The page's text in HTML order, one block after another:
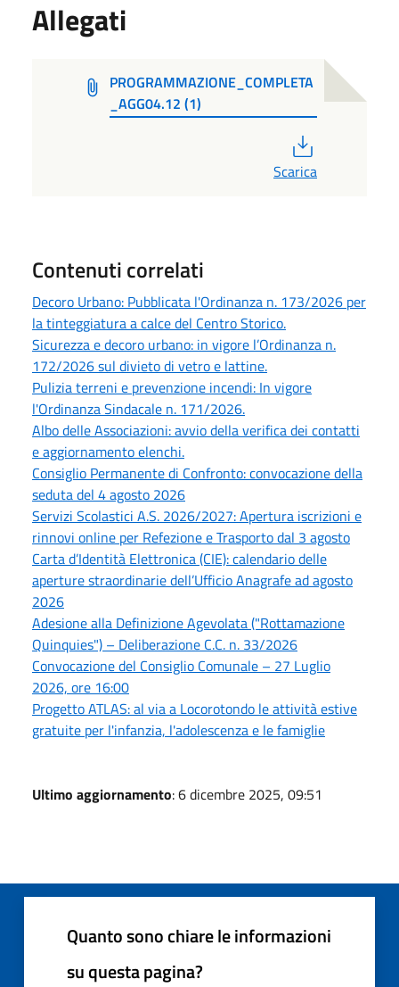
Allegati
PROGRAMMAZIONE_COMPLETA
_AGG04.12 (1)
Scarica
Contenuti correlati
Decoro Urbano: Pubblicata l'Ordinanza n. 173/2026 per
la tinteggiatura a calce del Centro Storico.
Sicurezza e decoro urbano: in vigore l’Ordinanza n.
172/2026 sul divieto di vetro e lattine.
Pulizia terreni e prevenzione incendi: In vigore
l'Ordinanza Sindacale n. 171/2026.
Albo delle Associazioni: avvio della verifica dei contatti
e aggiornamento elenchi.
Consiglio Permanente di Confronto: convocazione della
seduta del 4 agosto 2026
Servizi Scolastici A.S. 2026/2027: Apertura iscrizioni e
rinnovi online per Refezione e Trasporto dal 3 agosto
Carta d’Identità Elettronica (CIE): calendario delle
aperture straordinarie dell’Ufficio Anagrafe ad agosto
2026
Adesione alla Definizione Agevolata ("Rottamazione
Quinquies") – Deliberazione C.C. n. 33/2026
Convocazione del Consiglio Comunale – 27 Luglio
2026, ore 16:00
Progetto ATLAS: al via a Locorotondo le attività estive
gratuite per l'infanzia, l'adolescenza e le famiglie
Ultimo aggiornamento: 6 dicembre 2025, 09:51
Quanto sono chiare le informazioni
su questa pagina?